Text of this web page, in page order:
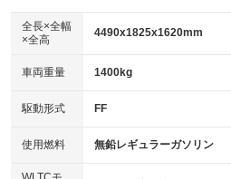
：装備なし
パワーウィンドウ
アイドリングストップ
：装備なし
USB入力端子
：装備なし
100V電源
：装備あり
センターデフロック
：装備あり
革シート
キーレス
HID(キセノンライト)
：装備なし
バックカメラ
：装備あり
エアロ
全長×全幅
×全高
4490x1825x1620mm
車両重量 1400kg
駆動形式 FF
使用燃料 無鉛レギュラーガソリン